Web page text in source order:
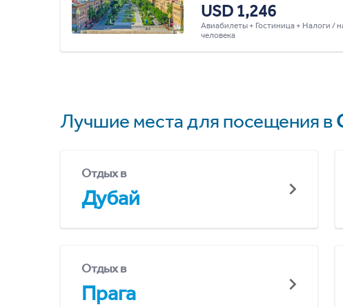
USD 1,246
Авиабилеты + Гостиница + Налоги /
человека
Лучшие места для посещения в
Отдых в
Дубай
Отдых в
Прага